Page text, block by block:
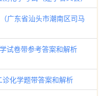
广东省汕头市潮南区司马
试卷带参考答案和解析
化学题带答案和解析